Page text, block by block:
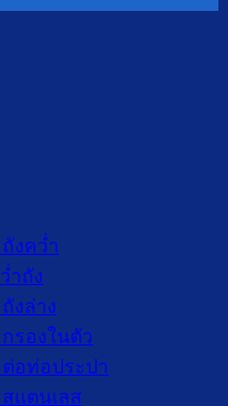
งคว่ำ
ำถัง
งล่าง
รองในตัว
อท่อประปา
แตนเลส